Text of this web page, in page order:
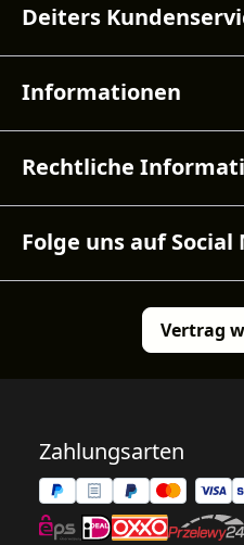
Deiters
Informationen
Rechtliche
Folge uns auf Social
Vertrag
Zahlungsarten